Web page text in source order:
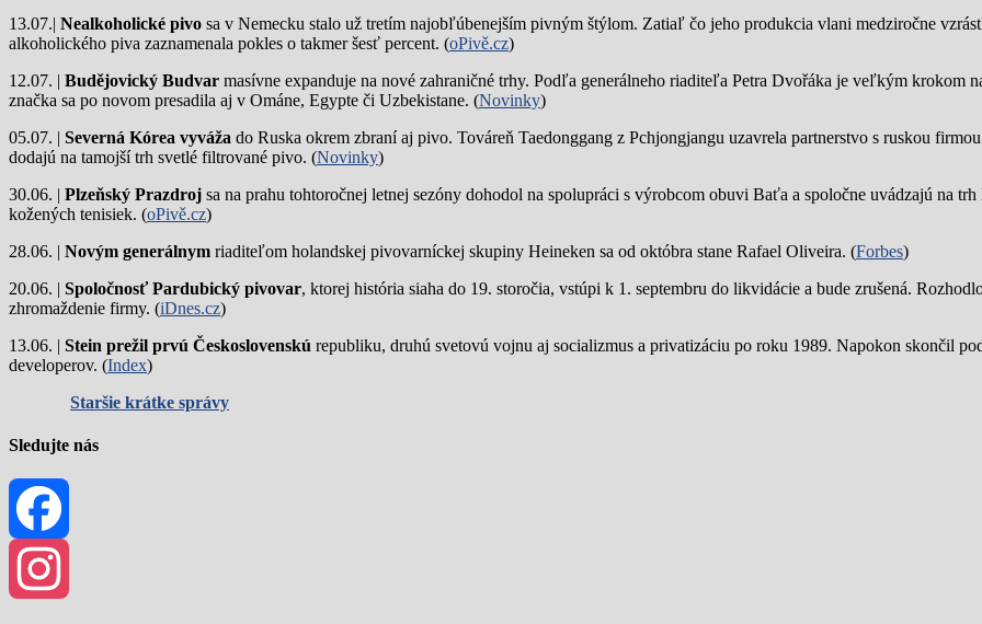
13.07.| Nealkoholické pivo sa v Nemecku stalo už tretím najobľúbenejším pivným štýlom. Zatiaľ čo jeho produkcia vlani medziročne
alkoholického piva zaznamenala pokles o takmer šesť percent. (oPivě.cz)
12.07. | Budějovický Budvar masívne expanduje na nové zahraničné trhy. Podľa generálneho riaditeľa Petra Dvořáka je veľkým krokom
značka sa po novom presadila aj v Ománe, Egypte či Uzbekistane. (Novinky)
05.07. | Severná Kórea vyváža do Ruska okrem zbraní aj pivo. Továreň Taedonggang z Pchjongjangu uzavrela partnerstvo s ruskou
dodajú na tamojší trh svetlé filtrované pivo. (Novinky)
30.06. | Plzeňský Prazdroj sa na prahu tohtoročnej letnej sezóny dohodol na spolupráci s výrobcom obuvi Baťa a spoločne uvádzajú na
kožených tenisiek. (oPivě.cz)
28.06. | Novým generálnym riaditeľom holandskej pivovarníckej skupiny Heineken sa od októbra stane Rafael Oliveira. (Forbes)
20.06. | Spoločnosť Pardubický pivovar, ktorej história siaha do 19. storočia, vstúpi k 1. septembru do likvidácie a bude zrušená.
zhromaždenie firmy. (iDnes.cz)
13.06. | Stein prežil prvú Československú republiku, druhú svetovú vojnu aj socializmus a privatizáciu po roku 1989. Napokon skončil
developerov. (Index)
Staršie krátke správy
Sledujte nás
Facebook